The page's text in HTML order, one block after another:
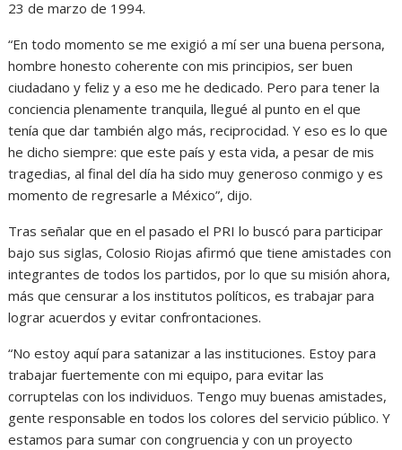
23 de marzo de 1994.
“En todo momento se me exigió a mí ser una buena persona,
hombre honesto coherente con mis principios, ser buen
ciudadano y feliz y a eso me he dedicado. Pero para tener la
conciencia plenamente tranquila, llegué al punto en el que
tenía que dar también algo más, reciprocidad. Y eso es lo que
he dicho siempre: que este país y esta vida, a pesar de mis
tragedias, al final del día ha sido muy generoso conmigo y es
momento de regresarle a México”, dijo.
Tras señalar que en el pasado el PRI lo buscó para participar
bajo sus siglas, Colosio Riojas afirmó que tiene amistades con
integrantes de todos los partidos, por lo que su misión ahora,
más que censurar a los institutos políticos, es trabajar para
lograr acuerdos y evitar confrontaciones.
“No estoy aquí para satanizar a las instituciones. Estoy para
trabajar fuertemente con mi equipo, para evitar las
corruptelas con los individuos. Tengo muy buenas amistades,
gente responsable en todos los colores del servicio público. Y
estamos para sumar con congruencia y con un proyecto